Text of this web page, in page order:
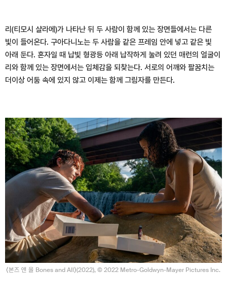
리(티모시 샬라메)가 나타난 뒤 두 사람이 함께 있는 장면들에서는 다른
빛이 들어온다. 구아다니노는 두 사람을 같은 프레임 안에 넣고 같은 빛
아래 둔다. 혼자일 때 납빛 형광등 아래 납작하게 눌려 있던 매런의 얼굴이
리와 함께 있는 장면에서는 입체감을 되찾는다. 서로의 어깨와 팔꿈치는
더이상 어둠 속에 있지 않고 이제는 함께 그림자를 만든다.
⟨본즈 앤 올 Bones and All⟩(2022), © 2022 Metro-Goldwyn-Mayer Pictures Inc.